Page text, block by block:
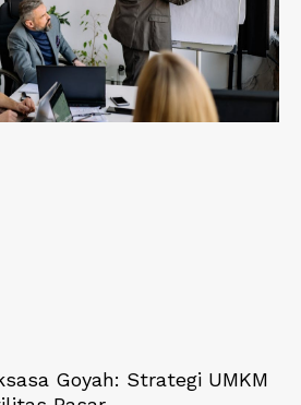
Goyah: Strategi UMKM